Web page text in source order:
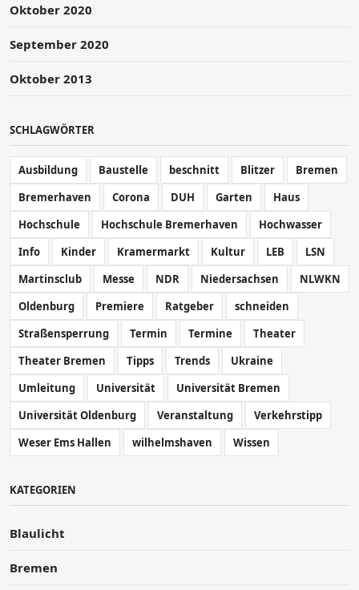
Oktober 2020
September 2020
Oktober 2013
SCHLAGWÖRTER
Ausbildung Baustelle beschnitt Blitzer
Bremen
Bremerhaven
Corona DUH Garten
Haus
Hochschule
Hochschule Bremerhaven
Hochwasser
Info
Kinder Kramermarkt Kultur LEB
LSN
Martinsclub
Messe NDR Niedersachsen
NLWKN
Oldenburg
Premiere Ratgeber
schneiden
Straßensperrung
Termin Termine
Theater
Theater Bremen
Tipps Trends
Ukraine
Umleitung
Universität
Universität Bremen
Universität Oldenburg
Veranstaltung
Verkehrstipp
Weser Ems Hallen
wilhelmshaven Wissen
KATEGORIEN
Blaulicht
Bremen